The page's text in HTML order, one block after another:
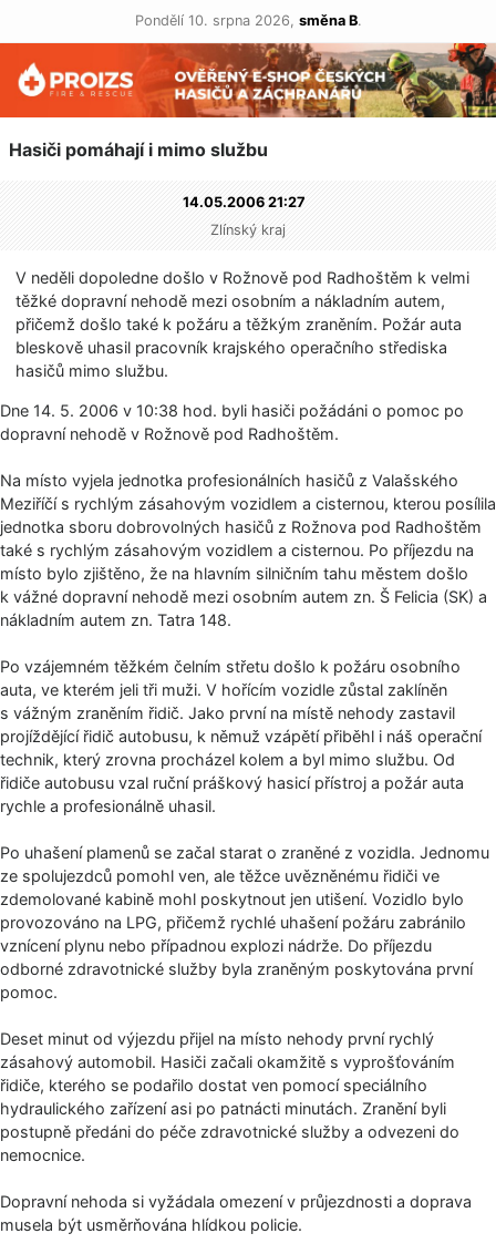
Pondělí 10. srpna 2026, směna B.
Hasiči pomáhají i mimo službu
14.05.2006 21:27
Zlínský kraj
V neděli dopoledne došlo v Rožnově pod Radhoštěm k velmi
těžké dopravní nehodě mezi osobním a nákladním autem,
přičemž došlo také k požáru a těžkým zraněním. Požár auta
bleskově uhasil pracovník krajského operačního střediska
hasičů mimo službu.
Dne 14. 5. 2006 v 10:38 hod. byli hasiči požádáni o pomoc po
dopravní nehodě v Rožnově pod Radhoštěm.
Na místo vyjela jednotka profesionálních hasičů z Valašského
Meziříčí s rychlým zásahovým vozidlem a cisternou, kterou posílila
jednotka sboru dobrovolných hasičů z Rožnova pod Radhoštěm
také s rychlým zásahovým vozidlem a cisternou. Po příjezdu na
místo bylo zjištěno, že na hlavním silničním tahu městem došlo
k vážné dopravní nehodě mezi osobním autem zn. Š Felicia (SK) a
nákladním autem zn. Tatra 148.
Po vzájemném těžkém čelním střetu došlo k požáru osobního
auta, ve kterém jeli tři muži. V hořícím vozidle zůstal zaklíněn
s vážným zraněním řidič. Jako první na místě nehody zastavil
projíždějící řidič autobusu, k němuž vzápětí přiběhl i náš operační
technik, který zrovna procházel kolem a byl mimo službu. Od
řidiče autobusu vzal ruční práškový hasicí přístroj a požár auta
rychle a profesionálně uhasil.
Po uhašení plamenů se začal starat o zraněné z vozidla. Jednomu
ze spolujezdců pomohl ven, ale těžce uvězněnému řidiči ve
zdemolované kabině mohl poskytnout jen utišení. Vozidlo bylo
provozováno na LPG, přičemž rychlé uhašení požáru zabránilo
vznícení plynu nebo případnou explozi nádrže. Do příjezdu
odborné zdravotnické služby byla zraněným poskytována první
pomoc.
Deset minut od výjezdu přijel na místo nehody první rychlý
zásahový automobil. Hasiči začali okamžitě s vyprošťováním
řidiče, kterého se podařilo dostat ven pomocí speciálního
hydraulického zařízení asi po patnácti minutách. Zranění byli
postupně předáni do péče zdravotnické služby a odvezeni do
nemocnice.
Dopravní nehoda si vyžádala omezení v průjezdnosti a doprava
musela být usměrňována hlídkou policie.